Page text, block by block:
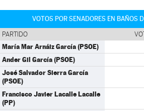
VOTOS POR SENADORES EN BAÑOS
PARTIDO
María Mar Arnáiz García (PSOE)
Ander Gil García (PSOE)
José Salvador Sierra García
(PSOE)
Francisco Javier Lacalle Lacalle
(PP)